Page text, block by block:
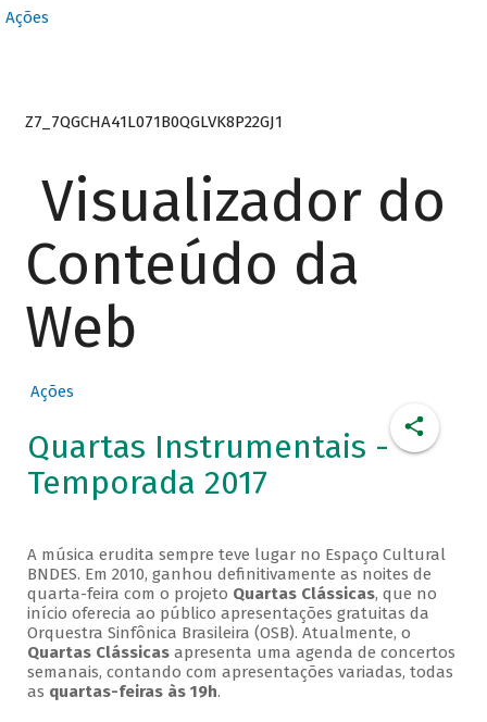
Ações
Z7_7QGCHA41L071B0QGLVK8P22GJ1
Visualizador do
Conteúdo da
Web
Ações
Quartas Instrumentais -
Temporada 2017
A música erudita sempre teve lugar no Espaço Cultural
BNDES. Em 2010, ganhou definitivamente as noites de
quarta-feira com o projeto Quartas Clássicas, que no
início oferecia ao público apresentações gratuitas da
Orquestra Sinfônica Brasileira (OSB). Atualmente, o
Quartas Clássicasapresenta uma agenda de concertos
semanais, contando com apresentações variadas, todas
as quartas-feiras às 19h.